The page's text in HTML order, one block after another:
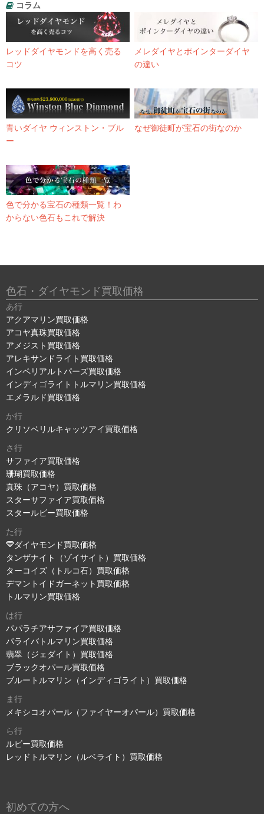
コラム
レッドダイヤモンドを高く売る
コツ
メレダイヤとポインターダイヤ
の違い
青いダイヤ ウィンストン・ブル
ー
なぜ御徒町が宝石の街なのか
色で分かる宝石の種類一覧！わ
からない色石もこれで解決
色石・ダイヤモンド買取価格
あ行
アクアマリン買取価格
アコヤ真珠買取価格
アメジスト買取価格
アレキサンドライト買取価格
インペリアルトパーズ買取価格
インディゴライトトルマリン買取価格
エメラルド買取価格
か行
クリソベリルキャッツアイ買取価格
さ行
サファイア買取価格
珊瑚買取価格
真珠（アコヤ）買取価格
スターサファイア買取価格
スタールビー買取価格
た行
ダイヤモンド買取価格
タンザナイト（ゾイサイト）買取価格
ターコイズ（トルコ石）買取価格
デマントイドガーネット買取価格
トルマリン買取価格
は行
パパラチアサファイア買取価格
パライバトルマリン買取価格
翡翠（ジェダイト）買取価格
ブラックオパール買取価格
ブルートルマリン（インディゴライト）買取価格
ま行
メキシコオパール（ファイヤーオパール）買取価格
ら行
ルビー買取価格
レッドトルマリン（ルベライト）買取価格
初めての方へ